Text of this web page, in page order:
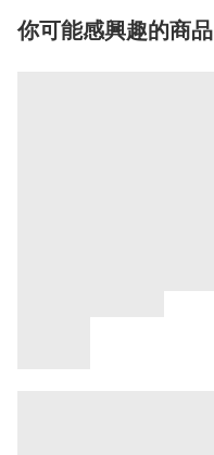
你可能感興趣的商品